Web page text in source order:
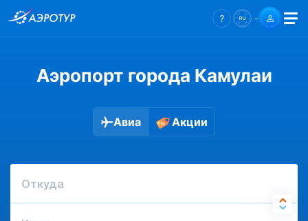
Аэропорт города Камулаи
Авиа Акции
Откуда